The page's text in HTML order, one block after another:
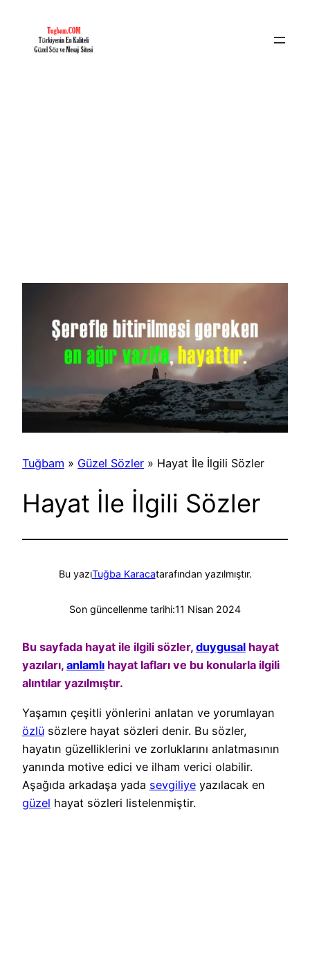
Tuğbam » Güzel Sözler » Hayat İle İlgili Sözler
Hayat İle İlgili Sözler
Bu yazıTuğba Karacatarafından yazılmıştır.
Son güncellenme tarihi:11 Nisan 2024
Bu sayfada hayat ile ilgili sözler, duygusal hayat
yazıları, anlamlı hayat lafları ve bu konularla ilgili
alıntılar yazılmıştır.
Yaşamın çeşitli yönlerini anlatan ve yorumlayan
özlü sözlere hayat sözleri denir. Bu sözler,
hayatın güzelliklerini ve zorluklarını anlatmasının
yanında motive edici ve ilham verici olabilir.
Aşağıda arkadaşa yada sevgiliye yazılacak en
güzel hayat sözleri listelenmiştir.